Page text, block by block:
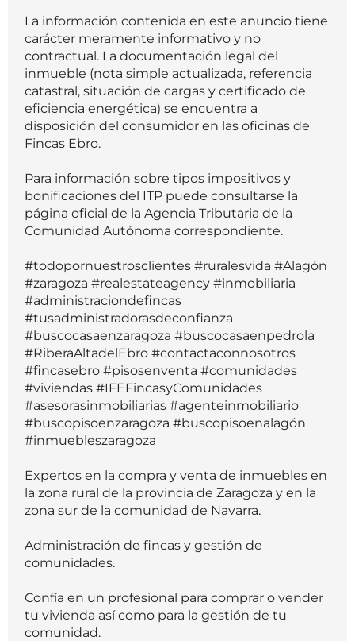
La información contenida en este anuncio tiene
carácter meramente informativo y no
contractual. La documentación legal del
inmueble (nota simple actualizada, referencia
catastral, situación de cargas y certificado de
eficiencia energética) se encuentra a
disposición del consumidor en las oficinas de
Fincas Ebro.
Para información sobre tipos impositivos y
bonificaciones del ITP puede consultarse la
página oficial de la Agencia Tributaria de la
Comunidad Autónoma correspondiente.
#todopornuestrosclientes #ruralesvida #Alagón
#zaragoza #realestateagency #inmobiliaria
#administraciondefincas
#tusadministradorasdeconfianza
#buscocasaenzaragoza #buscocasaenpedrola
#RiberaAltadelEbro #contactaconnosotros
#fincasebro #pisosenventa #comunidades
#viviendas #IFEFincasyComunidades
#asesorasinmobiliarias #agenteinmobiliario
#buscopisoenzaragoza #buscopisoenalagón
#inmuebleszaragoza
Expertos en la compra y venta de inmuebles en
la zona rural de la provincia de Zaragoza y en la
zona sur de la comunidad de Navarra.
Administración de fincas y gestión de
comunidades.
Confía en un profesional para comprar o vender
tu vivienda así como para la gestión de tu
comunidad.